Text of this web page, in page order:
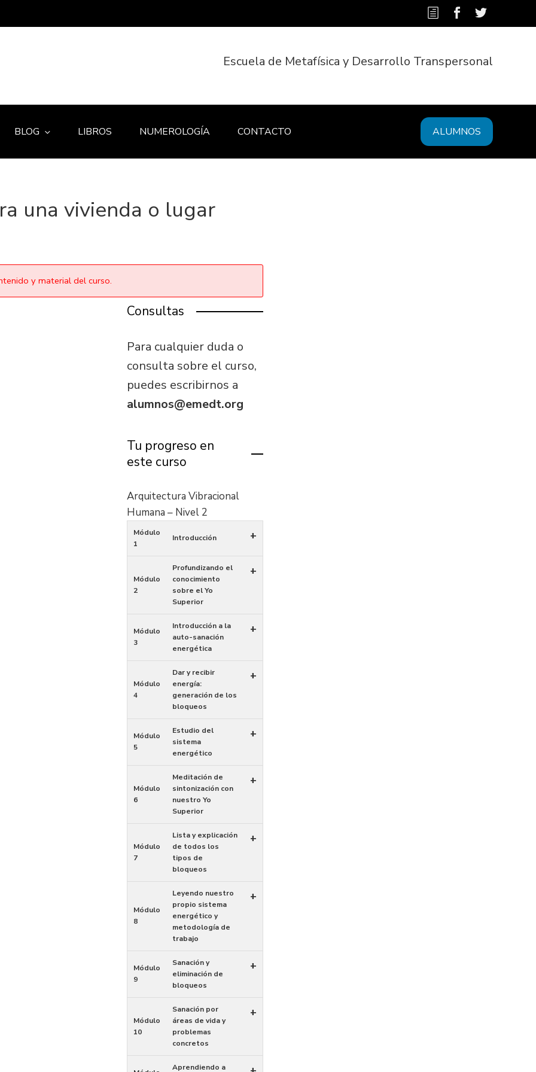
Escuela de Metafísica y Desarrollo Transpersonal
BLOG LIBROS NUMEROLOGÍA CONTACTO ALUMNOS
una vivienda o lugar
y material del curso.
Consultas
Para cualquier duda o
consulta sobre el curso,
puedes escribirnos a
alumnos@emedt.org
Tu progreso en
este curso
Arquitectura Vibracional
Humana – Nivel 2
Módulo
1
Introducción +
Módulo
2
Profundizando el
conocimiento
sobre el Yo
Superior
+
Módulo
3
Introducción a la
auto-sanación
energética
+
Módulo
4
Dar y recibir
energía:
generación de los
bloqueos
+
Módulo
5
Estudio del
sistema
energético
+
Módulo
6
Meditación de
sintonización con
nuestro Yo
Superior
+
Módulo
7
Lista y explicación
de todos los
tipos de
bloqueos
+
Módulo
8
Leyendo nuestro
propio sistema
energético y
metodología de
trabajo
+
Módulo
9
Sanación y
eliminación de
bloqueos
+
Módulo
10
Sanación por
áreas de vida y
problemas
concretos
+
Aprendiendo a